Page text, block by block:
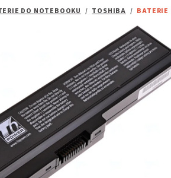
DO NOTEBOOKU / TOSHIBA / BATERIE